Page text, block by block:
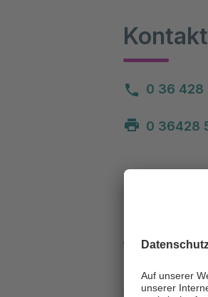
0 36 428
0 36428
Asklepios